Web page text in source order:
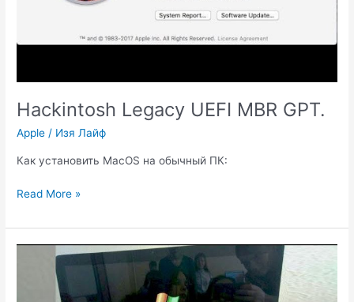
Hackintosh Legacy UEFI MBR GPT.
Apple / Изя Лайф
Как установить MacOS на обычный ПК:
Hackintosh
UEFI
MBR
Read More »